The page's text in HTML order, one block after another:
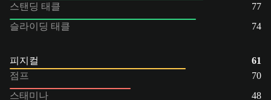
스탠딩 태클
77
슬라이딩 태클
74
피지컬
61
점프
70
스태미나
48